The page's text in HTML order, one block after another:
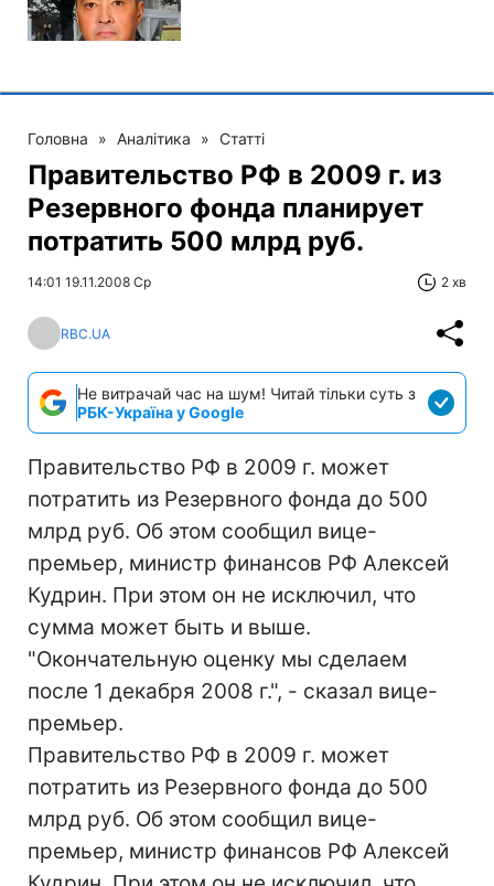
Головна » Аналітика » Статті
Правительство РФ в 2009 г. из
Резервного фонда планирует
потратить 500 млрд руб.
14:01 19.11.2008 Ср 2 хв
RBC.UA
Не витрачай час на шум! Читай тільки суть з
РБК-Україна у Google
Правительство РФ в 2009 г. может
потратить из Резервного фонда до 500
млрд руб. Об этом сообщил вице-
премьер, министр финансов РФ Алексей
Кудрин. При этом он не исключил, что
сумма может быть и выше.
"Окончательную оценку мы сделаем
после 1 декабря 2008 г.", - сказал вице-
премьер.
Правительство РФ в 2009 г. может
потратить из Резервного фонда до 500
млрд руб. Об этом сообщил вице-
премьер, министр финансов РФ Алексей